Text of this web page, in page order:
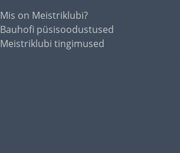
Mis on Meistriklubi?
Bauhofi püsisoodustused
Meistriklubi tingimused